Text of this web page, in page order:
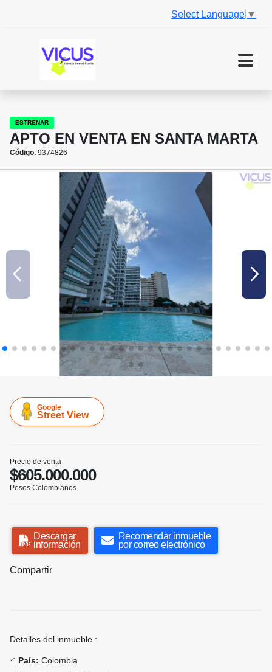
Select Language ▼
ESTRENAR
APTO EN VENTA EN SANTA MARTA
Código. 9374826
Google
Street View
Precio de venta
$605.000.000
Pesos Colombianos
Descargar
información
Recomendar inmueble
por correo electrónico
Compartir
Detalles del inmueble :
País: Colombia